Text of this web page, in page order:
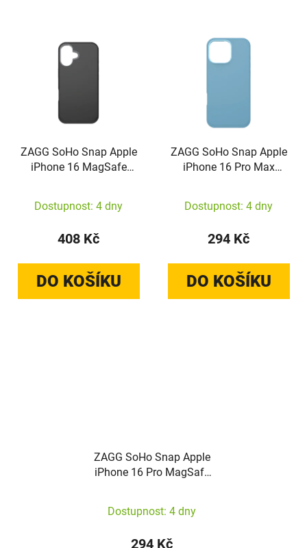
ZAGG SoHo Snap Apple
iPhone 16 MagSafe
Dostupnost: 4 dny
408 Kč
DO KOŠÍKU
ZAGG SoHo Snap Apple
iPhone 16 Pro Max
Dostupnost: 4 dny
294 Kč
DO KOŠÍKU
ZAGG SoHo Snap Apple
iPhone 16 Pro MagSafe
Dostupnost: 4 dny
294 Kč